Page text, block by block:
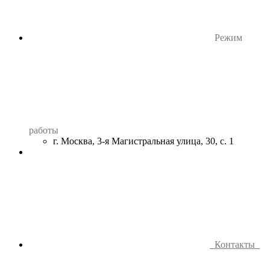
Режим
работы
г. Москва, 3-я Магистральная улица, 30, с. 1
Контакты